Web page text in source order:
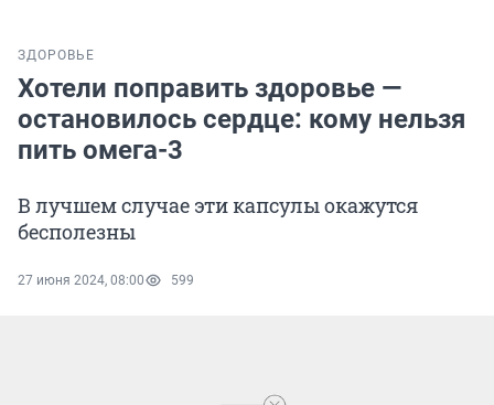
ЗДОРОВЬЕ
Хотели поправить здоровье —
остановилось сердце: кому нельзя
пить омега-3
В лучшем случае эти капсулы окажутся
бесполезны
27 июня 2024, 08:00 599